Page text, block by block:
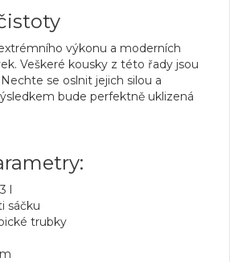
výkonu a moderních
Veškeré kousky z této řady jsou
se oslnit jejich silou a
bude perfektně uklizená
l
sáčku
trubky